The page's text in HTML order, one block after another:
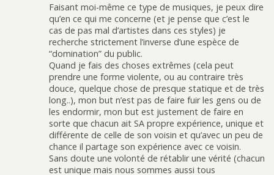
Faisant moi-même ce type de musiques, je peux dire
qu’en ce qui me concerne (et je pense que c’est le
cas de pas mal d’artistes dans ces styles) je
recherche strictement l’inverse d’une espèce de
“domination” du public.
Quand je fais des choses extrêmes (cela peut
prendre une forme violente, ou au contraire très
douce, quelque chose de presque statique et de très
long..), mon but n’est pas de faire fuir les gens ou de
les endormir, mon but est justement de faire en
sorte que chacun ait SA propre expérience, unique et
différente de celle de son voisin et qu’avec un peu de
chance il partage son expérience avec ce voisin.
Sans doute une volonté de rétablir une vérité (chacun
est unique mais nous sommes aussi tous